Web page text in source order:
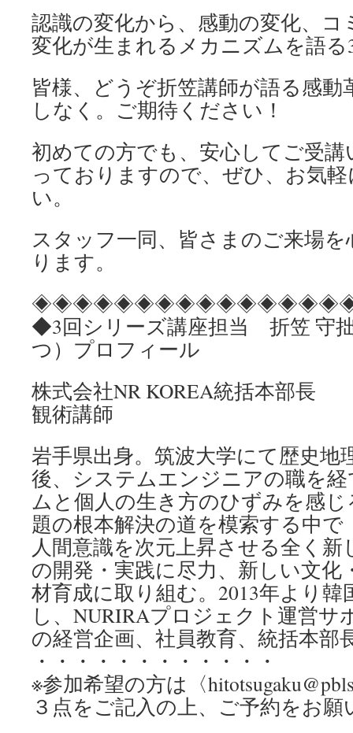
認識の変化から、感動の変化、
変化が生まれるメカニズムを語
皆様、どうぞ折笠講師が語る感動
しなく。ご期待ください！
初めての方でも、安心してご受
っておりますので、ぜひ、お気
い。
スタッフ一同、皆さまのご来場
ります。
◆3回シリーズ講座担当 折笠 守
つ）プロフィール
株式会社NR KOREA統括本部長
観術講師
岩手県出身。筑波大学にて歴史地
後、システムエンジニアの職を
ムと個人の生き方のひずみを感
題の根本解決の道を模索する中で
人間意識を次元上昇させる全く
の開発・実践に尽力、新しい文化
材育成に取り組む。2013年より
し、NURIRAプロジェクト運営サ
の経営企画、社員教育、統括本部
・・・・・・・・・・・・
※参加希望の方は〈
３点をご記入の上、ご予約をお